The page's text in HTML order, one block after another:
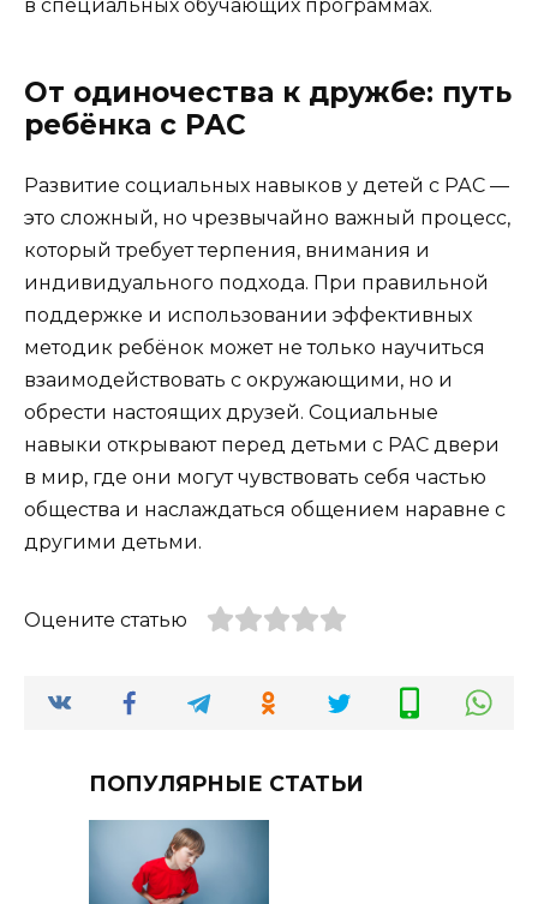
в специальных обучающих программах.
От одиночества к дружбе: путь
ребёнка с РАС
Развитие социальных навыков у детей с РАС —
это сложный, но чрезвычайно важный процесс,
который требует терпения, внимания и
индивидуального подхода. При правильной
поддержке и использовании эффективных
методик ребёнок может не только научиться
взаимодействовать с окружающими, но и
обрести настоящих друзей. Социальные
навыки открывают перед детьми с РАС двери
в мир, где они могут чувствовать себя частью
общества и наслаждаться общением наравне с
другими детьми.
Оцените статью
ПОПУЛЯРНЫЕ СТАТЬИ